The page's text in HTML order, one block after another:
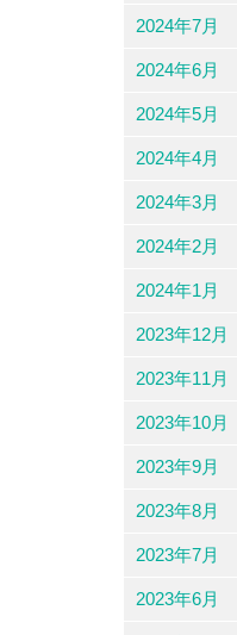
2024年7月
2024年6月
2024年5月
2024年4月
2024年3月
2024年2月
2024年1月
2023年12月
2023年11月
2023年10月
2023年9月
2023年8月
2023年7月
2023年6月